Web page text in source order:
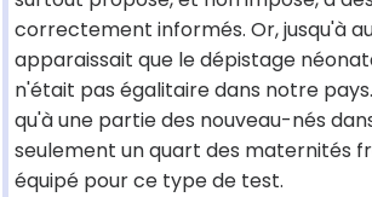
correctement informés. Or, jusqu'à
apparaissait que le dépistage
n'était pas égalitaire dans notre
qu'à une partie des nouveau-nés
seulement un quart des maternités
équipé pour ce type de test.